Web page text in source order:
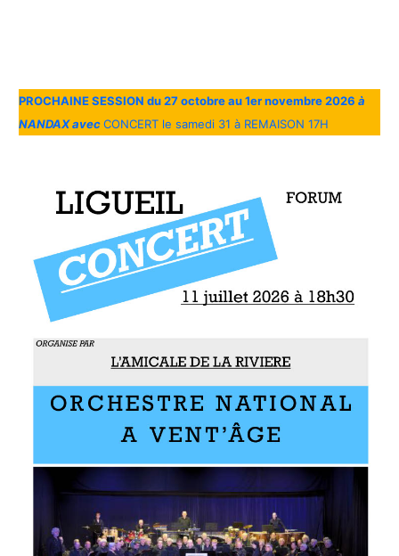
PROCHAINE SESSION du 27 octobre au 1er novembre 2026à
NANDAX avecCONCERT le samedi 31 à REMAISON 17H